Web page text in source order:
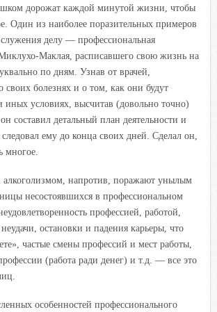
дорожат каждой минутой жизни, чтобы
Один из наиболее поразительных примеров
делу — профессиональная
Маклая, расписавшего свою жизнь на
по дням. Узнав от врачей,
своих болезнях и о том, как они будут
иных условиях, высчитав (довольно точно)
составил детальный план деятельности и
ему до конца своих дней. Сделал он,
многое.
алкоголизмом, напротив, поражают унылым
несостоявшихся в профессиональном
профессией, работой,
остановки и падения карьеры, что
частые смены профессий и мест работы,
(работа ради денег) и т.д. — все это
особенностей профессионального